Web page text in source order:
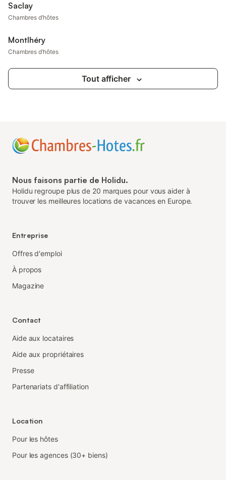
Saclay
Chambres d’hôtes
Montlhéry
Chambres d’hôtes
Tout afficher
Nous faisons partie de Holidu.
Holidu regroupe plus de 20 marques pour vous aider à
trouver les meilleures locations de vacances en Europe.
Entreprise
Offres d'emploi
À propos
Magazine
Contact
Aide aux locataires
Aide aux propriétaires
Presse
Partenariats d'affiliation
Location
Pour les hôtes
Pour les agences (30+ biens)